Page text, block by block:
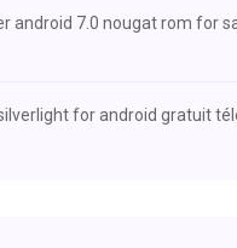
android 7.0 nougat rom for
for android gratuit